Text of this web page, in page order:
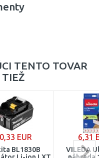
TENTO TOVAR
TIEŽ
EUR
BL1830B
6,31
VILEDA